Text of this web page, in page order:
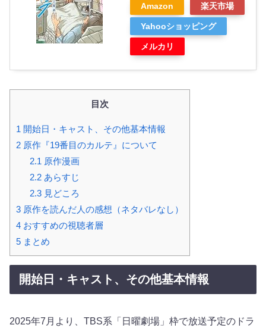
Amazon 楽天市場
Yahooショッピング
メルカリ
目次
1 開始日・キャスト、その他基本情報
2 原作『19番目のカルテ』について
2.1 原作漫画
2.2あらすじ
2.3見どころ
3 原作を読んだ人の感想（ネタバレなし）
4 おすすめの視聴者層
5 まとめ
開始日・キャスト、その他基本情報
2025年7月より、TBS系「日曜劇場」枠で放送予定のドラ